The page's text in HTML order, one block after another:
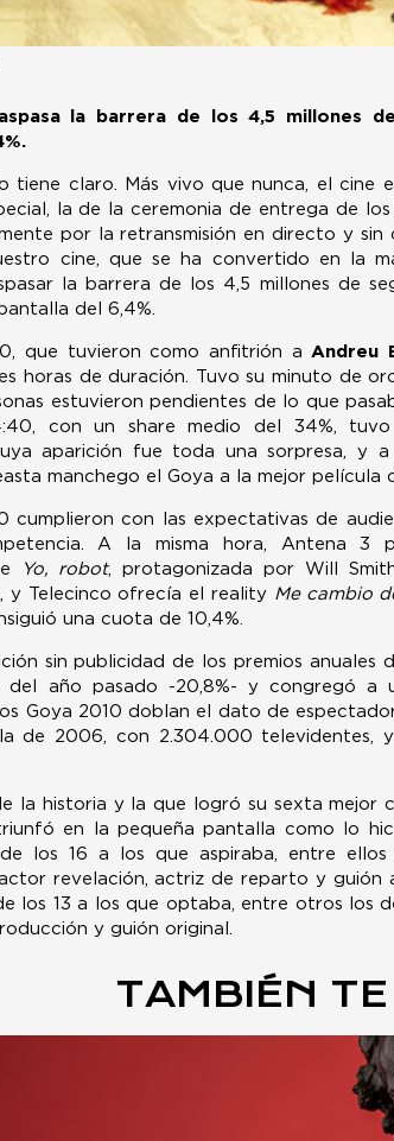
la barrera de los 4,5 millones
tiene claro. Más vivo que nunca, el cine
la de la ceremonia de entrega de
por la retransmisión en directo y
cine, que se ha convertido en la
la barrera de los 4,5 millones de
del 6,4%.
que tuvieron como anfitrión a Andreu
horas de duración. Tuvo su minuto de
estuvieron pendientes de lo que
con un share medio del 34%,
aparición fue toda una sorpresa, y a
manchego el Goya a la mejor película
cumplieron con las expectativas de
A la misma hora, Antena 3
Yo, robot, protagonizada por Will
y Telecinco ofrecía el reality Me cambio
una cuota de 10,4%.
sin publicidad de los premios anuales
año pasado -20,8%- y congregó a
Goya 2010 doblan el dato de
de 2006, con 2.304.000 televidentes,
la historia y la que logró su sexta mejor
en la pequeña pantalla como lo
los 16 a los que aspiraba, entre
revelación, actriz de reparto y guión
los 13 a los que optaba, entre otros los
y guión original.
TAMBIÉN